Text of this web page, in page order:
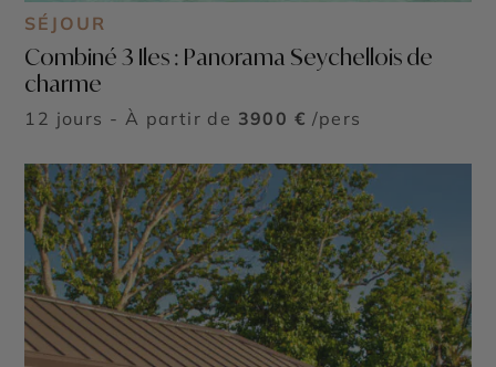
SÉJOUR
Combiné 3 Iles : Panorama Seychellois de
charme
12 jours - À partir de 3900 € /pers